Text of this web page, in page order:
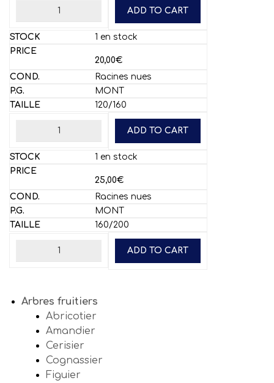
ADD TO CART
1 en stock
20,00€
Racines nues
MONT
120/160
ADD TO CART
1 en stock
25,00€
Racines nues
MONT
160/200
ADD TO CART
Arbres fruitiers
Abricotier
Amandier
Cerisier
Cognassier
Figuier